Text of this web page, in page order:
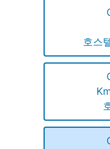
호스